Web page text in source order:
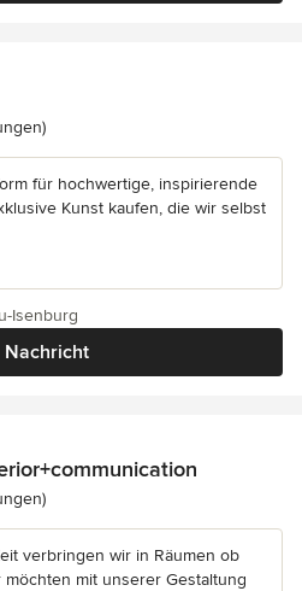
5 von 5 Sternen
für hochwertige, inspirierende
Kunst kaufen, die wir selbst
Nachricht
Isenburg
5 von 5 Sternen
verbringen wir in Räumen ob
möchten mit unserer Gestaltung